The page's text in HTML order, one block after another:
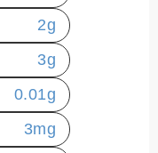
2g
3g
0.01g
3mg